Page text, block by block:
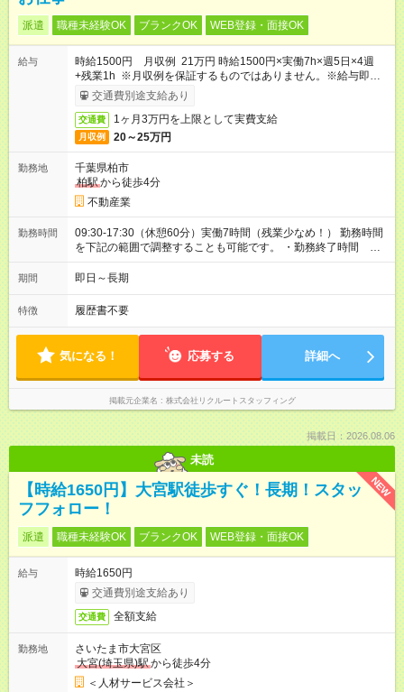
派遣 職種未経験OK ブランクOK WEB登録・面接OK
給与
時給1500円 月収例 21万円 時給1500円×実働7h×週5日×4週
+残業1h ※月収例を保証するものではありません。※給与即受取
りサービス利用可（利用条件有）
交通費別途支給あり
交通費 1ヶ月3万円を上限として実費支給
月収例 20～25万円
勤務地
千葉県柏市
柏駅から徒歩4分
不動産業
勤務時間
09:30-17:30（休憩60分）実働7時間（残業少なめ！） 勤務時間
を下記の範囲で調整することも可能です。 ・勤務終了時間
16:30～18:30 ・実働 06:00～08:00
期間 即日～長期
特徴 履歴書不要
気になる！ 応募する 詳細へ
掲載元企業名 株式会社リクルートスタッフィング
掲載日：2026.08.06
未読
NEW
【時給1650円】大宮駅徒歩すぐ！長期！スタッ
フフォロー！
派遣 職種未経験OK ブランクOK WEB登録・面接OK
給与
時給1650円
交通費別途支給あり
交通費 全額支給
勤務地
さいたま市大宮区
大宮(埼玉県)駅から徒歩4分
＜人材サービス会社＞